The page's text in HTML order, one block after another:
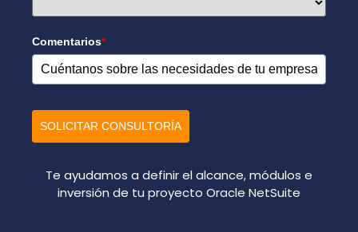
Comentarios*
SOLICITAR CONSULTORÍA
Te ayudamos a definir el alcance, módulos e
inversión de tu proyecto Oracle NetSuite